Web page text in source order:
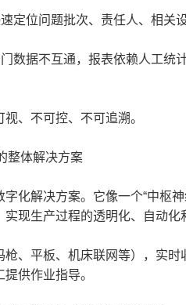
位问题批次、责任人、相关
据不互通，报表依赖人工统
、不可控、不可追溯。
整体解决方案
解决方案。它像一个“中枢神
现生产过程的透明化、自动化
平板、机床联网等），实时
供作业指导。